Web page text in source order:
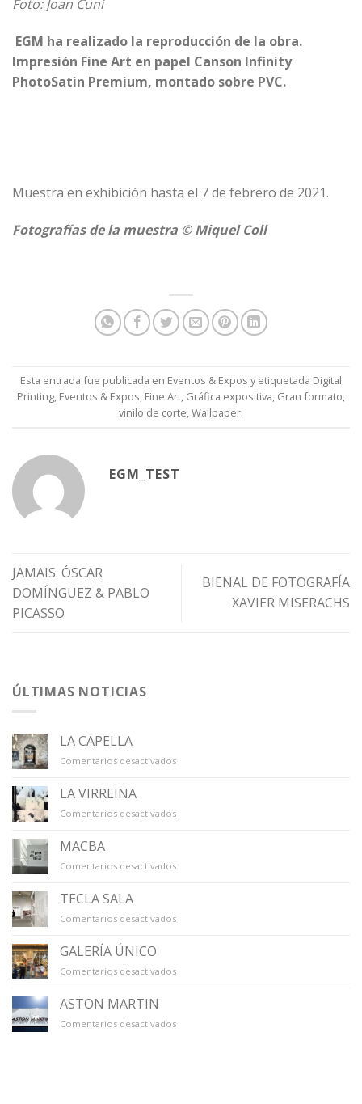
Foto: Joan Cuní
EGM ha realizado la reproducción de la obra.
Impresión Fine Art en papel Canson Infinity
PhotoSatin Premium, montado sobre PVC.
Muestra en exhibición hasta el 7 de febrero de 2021.
Fotografías de la muestra © Miquel Coll
Esta entrada fue publicada en Eventos & Expos y etiquetada Digital
Printing, Eventos & Expos, Fine Art, Gráfica expositiva, Gran formato,
vinilo de corte,Wallpaper.
EGM_TEST
JAMAIS. ÓSCAR
DOMÍNGUEZ & PABLO
PICASSO
BIENAL DE FOTOGRAFÍA
XAVIER MISERACHS
ÚLTIMAS NOTICIAS
LA CAPELLA
Comentarios desactivadosen
LA VIRREINA
Comentarios desactivadosen
MACBA
Comentarios desactivadosen
TECLA SALA
Comentarios desactivadosen
GALERÍA ÚNICO
Comentarios desactivadosen
ASTON MARTIN
Comentarios desactivadosen